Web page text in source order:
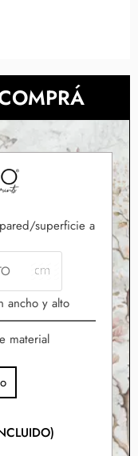
superficie a
ancho y alto
material